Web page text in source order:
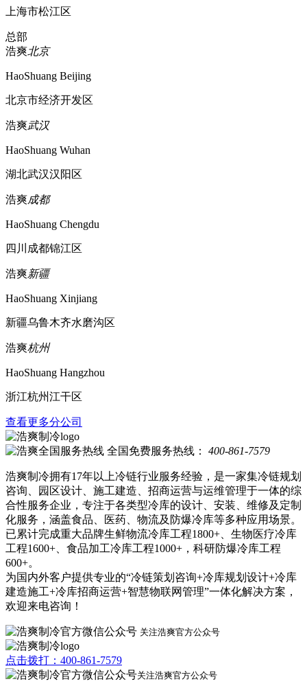
上海市松江区
总部
浩爽北京
HaoShuang Beijing
北京市经济开发区
浩爽武汉
HaoShuang Wuhan
湖北武汉汉阳区
浩爽成都
HaoShuang Chengdu
四川成都锦江区
浩爽新疆
HaoShuang Xinjiang
新疆乌鲁木齐水磨沟区
浩爽杭州
HaoShuang Hangzhou
浙江杭州江干区
查看更多分公司
全国免费服务热线： 400-861-7579
浩爽制冷拥有17年以上冷链行业服务经验，是一家集冷链规划
咨询、园区设计、施工建造、招商运营与运维管理于一体的综
合性服务企业，专注于各类型冷库的设计、安装、维修及定制
化服务，涵盖食品、医药、物流及防爆冷库等多种应用场景。
已累计完成重大品牌生鲜物流冷库工程1800+、生物医疗冷库
工程1600+、食品加工冷库工程1000+，科研防爆冷库工程
600+。
为国内外客户提供专业的“冷链策划咨询+冷库规划设计+冷库
建造施工+冷库招商运营+智慧物联网管理”一体化解决方案，
欢迎来电咨询！
关注浩爽官方公众号
点击拨打：400-861-7579
关注浩爽官方公众号